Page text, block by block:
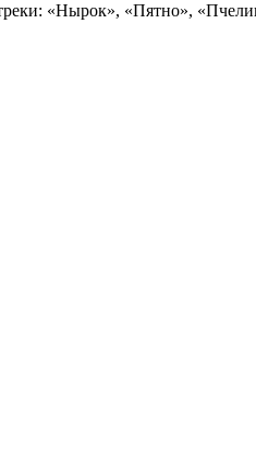
«Нырок», «Пятно»,